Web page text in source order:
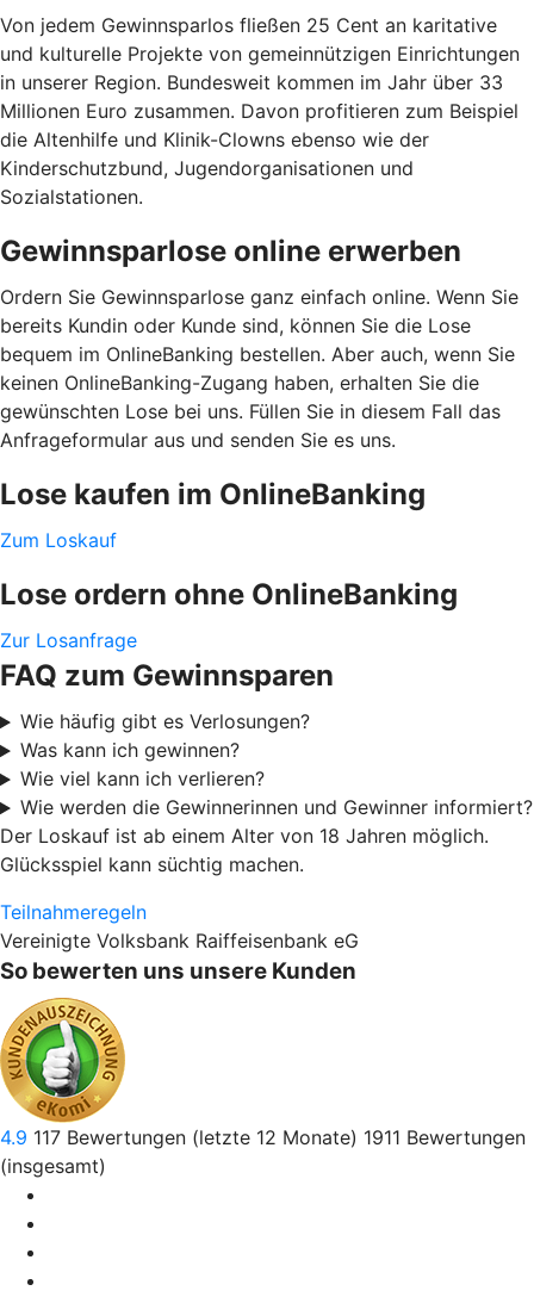
Von jedem Gewinnsparlos fließen 25 Cent an karitative
und kulturelle Projekte von gemeinnützigen Einrichtungen
in unserer Region. Bundesweit kommen im Jahr über 33
Millionen Euro zusammen. Davon profitieren zum Beispiel
die Altenhilfe und Klinik-Clowns ebenso wie der
Kinderschutzbund, Jugendorganisationen und
Sozialstationen.
Gewinnsparlose online erwerben
Ordern Sie Gewinnsparlose ganz einfach online. Wenn Sie
bereits Kundin oder Kunde sind, können Sie die Lose
bequem im OnlineBanking bestellen. Aber auch, wenn Sie
keinen OnlineBanking-Zugang haben, erhalten Sie die
gewünschten Lose bei uns. Füllen Sie in diesem Fall das
Anfrageformular aus und senden Sie es uns.
Lose kaufen im OnlineBanking
Zum Loskauf
Lose ordern ohne OnlineBanking
Zur Losanfrage
FAQ zum Gewinnsparen
Wie häufig gibt es Verlosungen?
Was kann ich gewinnen?
Wie viel kann ich verlieren?
Wie werden die Gewinnerinnen und Gewinner informiert?
Der Loskauf ist ab einem Alter von 18 Jahren möglich.
Glücksspiel kann süchtig machen.
Teilnahmeregeln
Vereinigte Volksbank Raiffeisenbank eG
So bewerten uns unsere Kunden
4.9 117 Bewertungen (letzte 12 Monate) 1911 Bewertungen
(insgesamt)